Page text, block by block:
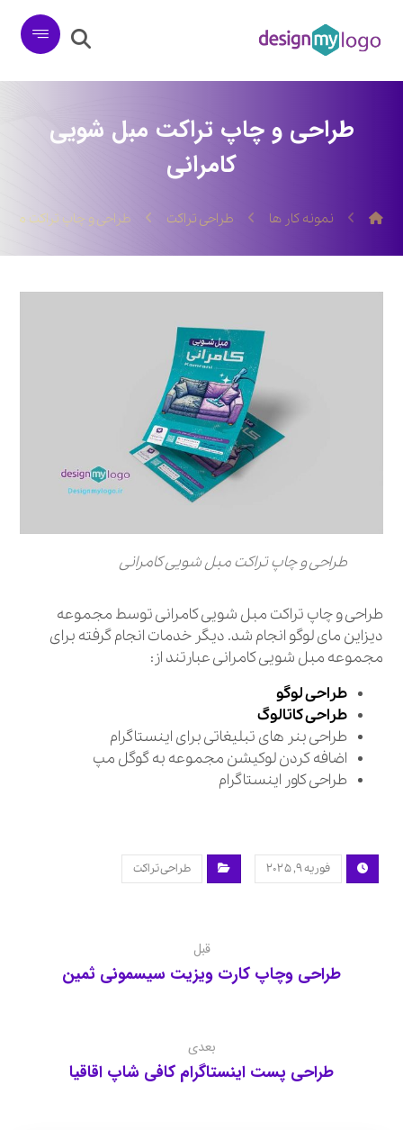
طراحی و چاپ تراکت مبل شویی
کامرانی
نمونه کار ها طراحی تراکت طراحی و چاپ تراکت مبل
طراحی و چاپ تراکت مبل شویی کامرانی
طراحی و چاپ تراکت مبل شویی کامرانی توسط مجموعه
دیزاین مای لوگو انجام شد. دیگر خدمات انجام گرفته برای
مجموعه مبل شویی کامرانی عبارتند از:
طراحی لوگو
طراحی کاتالوگ
طراحی بنر های تبلیغاتی برای اینستاگرام
اضافه کردن لوکیشن مجموعه به گوگل مپ
طراحی کاور اینستاگرام
فوریه ۹, ۲۰۲۵ طراحی تراکت
قبل
طراحی وچاپ کارت ویزیت سیسمونی ثمین
بعدی
طراحی پست اینستاگرام کافی شاپ اقاقیا